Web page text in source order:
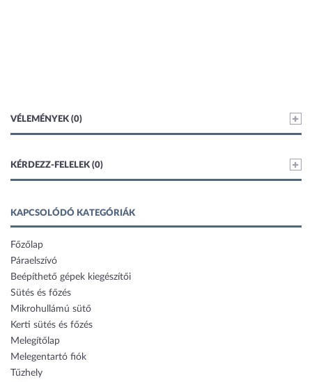
VÉLEMÉNYEK (0)
KÉRDEZZ-FELELEK (0)
KAPCSOLÓDÓ KATEGÓRIÁK
Főzőlap
Páraelszívó
Beépíthető gépek kiegészítői
Sütés és főzés
Mikrohullámú sütő
Kerti sütés és főzés
Melegítőlap
Melegentartó fiók
Tűzhely